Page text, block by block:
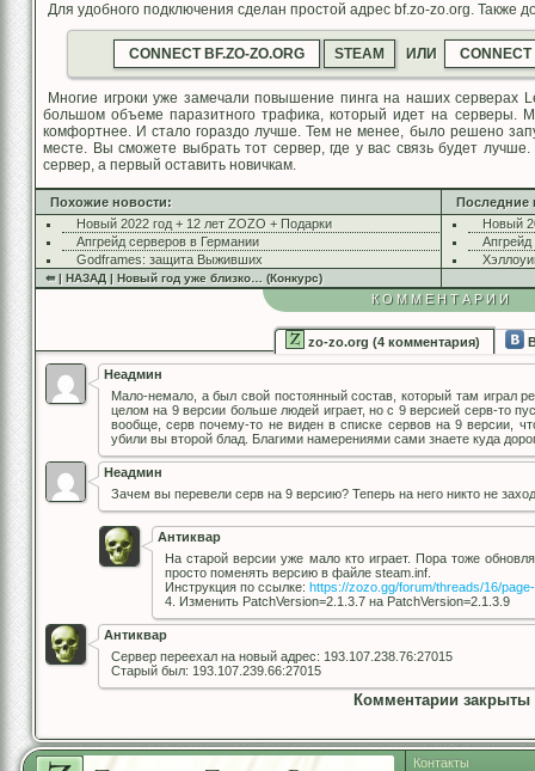
Для удобного подключения сделан простой адрес bf.zo-zo.org. Также
CONNECT BF.ZO-ZO.ORG STEAM ИЛИ
Многие игроки уже замечали повышение пинга на наших серверах
большом объеме паразитного трафика, который идет на серверы.
комфортнее. И стало гораздо лучше. Тем не менее, было решено
месте. Вы сможете выбрать тот сервер, где у вас связь будет
сервер, а первый оставить новичкам.
Похожие новости:
Новый 2022 год + 12 лет ZOZO + Подарки
Апгрейд серверов в Германии
Godframes: защита Выживших
Последние
Новый
⇚ | НАЗАД | Новый год уже близко… (Конкурс)
КОММЕНТАРИИ
zo-zo.org (4 комментария)
Неадмин
Мало-немало, а был свой постоянный состав, который там играл
целом на 9 версии больше людей играет, но с 9 версией серв-то
вообще, серв почему-то не виден в списке сервов на 9 версии,
убили вы второй блад. Благими намерениями сами знаете куда
Неадмин
Зачем вы перевели серв на 9 версию? Теперь на него никто не
Антиквар
На старой версии уже мало кто играет. Пора тоже
просто поменять версию в файле steam.inf.
Инструкция по ссылке: https://zozo.gg/forum/threads/16/
4. Изменить PatchVersion=2.1.3.7 на PatchVersion=2.1.3.9
Антиквар
Сервер переехал на новый адрес: 193.107.238.76:27015
Старый был: 193.107.239.66:27015
Комментарии закрыты
Контакты